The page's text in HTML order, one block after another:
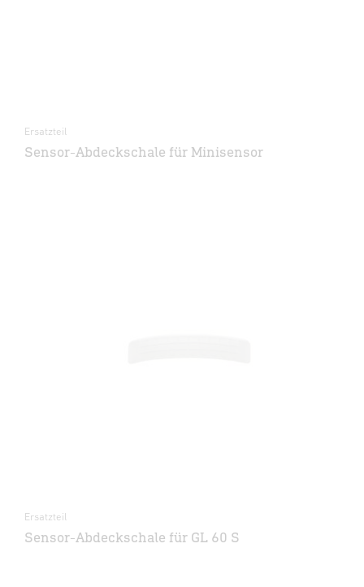
Ersatzteil
Sensor-Abdeckschale für Minisensor
Ersatzteil
Sensor-Abdeckschale für GL 60 S